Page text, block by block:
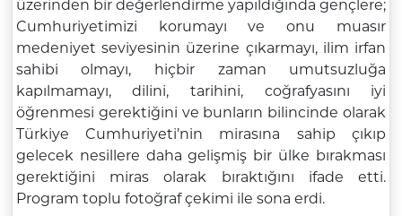
üzerinden bir değerlendirme yapıldığında gençlere;
Cumhuriyetimizi korumayı ve onu muasır
medeniyet seviyesinin üzerine çıkarmayı, ilim irfan
sahibi olmayı, hiçbir zaman umutsuzluğa
kapılmamayı, dilini, tarihini, coğrafyasını iyi
öğrenmesi gerektiğini ve bunların bilincinde olarak
Türkiye Cumhuriyeti’nin mirasına sahip çıkıp
gelecek nesillere daha gelişmiş bir ülke bırakması
gerektiğini miras olarak bıraktığını ifade etti.
Program toplu fotoğraf çekimi ile sona erdi.